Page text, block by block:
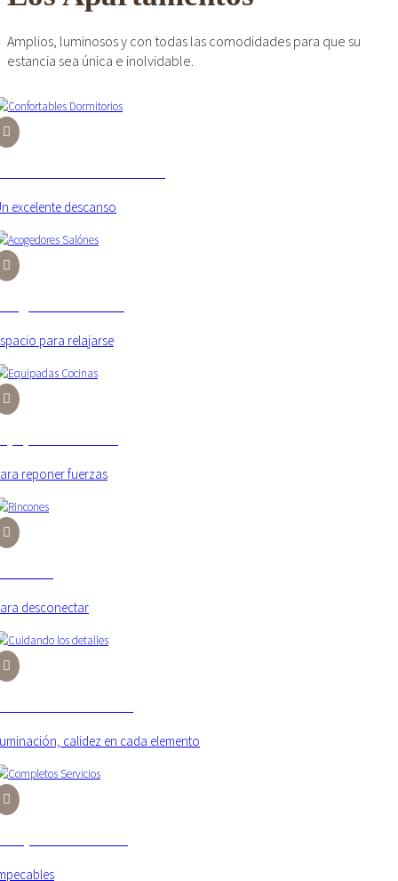
Amplios, luminosos y con todas las comodidades para que su
estancia sea única e inolvidable.
excelente descanso
para relajarse
reponer fuerzas
desconectar
calidez en cada elemento